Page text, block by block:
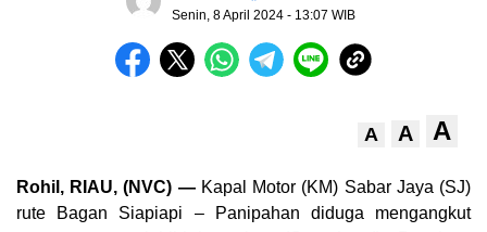
Senin, 8 April 2024 - 13:07 WIB
A A A
Rohil, RIAU, (NVC) —Kapal Motor (KM) Sabar Jaya (SJ)
rute Bagan Siapiapi – Panipahan diduga mengangkut